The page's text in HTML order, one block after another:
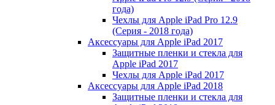
года)
Чехлы для Apple iPad Pro 12.9
(Серия - 2018 года)
Аксессуары для Apple iPad 2017
Защитные пленки и стекла для
Apple iPad 2017
Чехлы для Apple iPad 2017
Аксессуары для Apple iPad 2018
Защитные пленки и стекла для